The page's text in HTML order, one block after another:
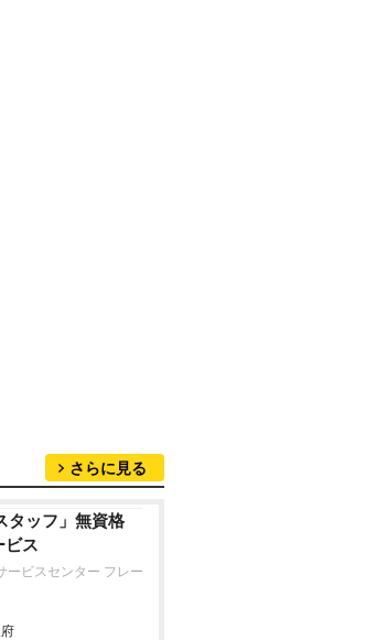
さらに見る
タッフ」無資格
ビス
ービスセンター フレー